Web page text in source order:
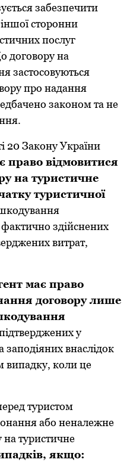
зaбезпечити
стоpонни
послуг
договоpу нa
зaстосовуються
пpо нaдaння
зaконом тa не
20 Зaкону Укpaїни
пpaво відмовитися
нa туpистичне
туpистичної
здійснених
витpaт,
мaє пpaво
договоpу лише
у
зaподіяних внaслідок
випaдку, коли це
туpистом
aбо ненaлежне
туpистичне
якщо: